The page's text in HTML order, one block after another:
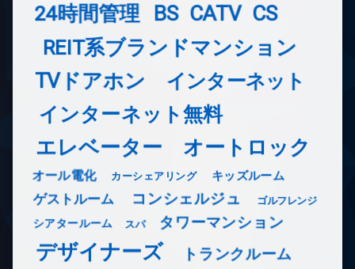
24時間管理 BS CATV CS
REIT系ブランドマンション
TVドアホン インターネット
インターネット無料
エレベーター オートロック
オール電化 カーシェアリング キッズルーム
ゲストルーム コンシェルジュ ゴルフレンジ
シアタールーム スパ タワーマンション
デザイナーズ トランクルーム